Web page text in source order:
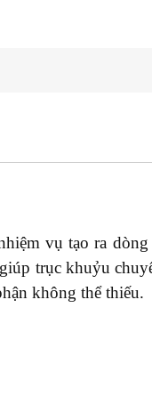
vụ tạo ra
trục khuỷu
không thể thiếu.